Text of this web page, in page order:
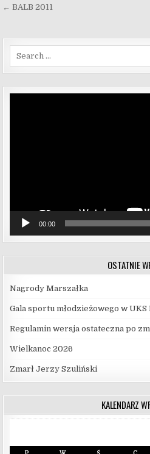
← BALB 2011
Search for:
00:00
OSTATNIE
Nagrody Marszałka
Gala sportu młodzieżowego w UKS
Regulamin wersja ostateczna po
Wielkanoc 2026
Zmarł Jerzy Szuliński
KALENDARZ